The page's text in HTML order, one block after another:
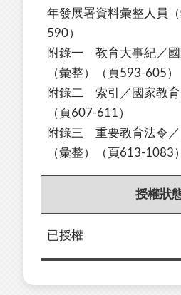
年發展署資料彙整人員
590）
附錄一 教育大事紀／
（彙整）（頁593-605）
附錄二 索引／國家教育
（頁607-611）
附錄三 重要教育法令
（彙整）（頁613-1083）
授權狀
已授權